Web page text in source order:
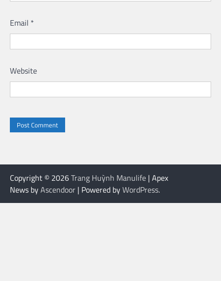
Email *
Website
Copyright © 2026Trang Huỳnh Manulife | Apex
News byAscendoor | Powered byWordPress.